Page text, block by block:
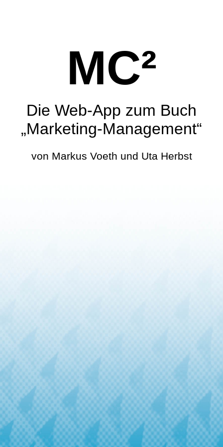
MC²
Die Web-App zum Buch
„Marketing-Management“
von Markus Voeth und Uta Herbst